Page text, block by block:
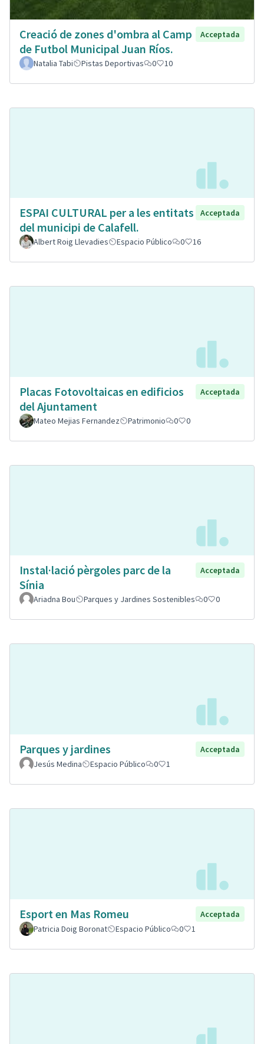
Creació de zones d'ombra al Camp
de Futbol Municipal Juan Ríos.
Acceptada
Natalia Tabi Pistas Deportivas 0 10
ESPAI CULTURAL per a les entitats
del municipi de Calafell.
Acceptada
Albert Roig Llevadies Espacio Público 0 16
Placas Fotovoltaicas en edificios
del Ajuntament
Acceptada
Mateo Mejias Fernandez Patrimonio 0 0
Instal·lació pèrgoles parc de la
Sínia
Acceptada
Ariadna Bou Parques y Jardines Sostenibles 0 0
Parques y jardines
Acceptada
Jesús Medina
Espacio Público 0 1
Esport en Mas Romeu
Acceptada
Patricia Doig Boronat
Espacio Público 0 1